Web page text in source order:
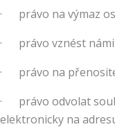
· právo na výmaz
· právo vznést
· právo na
· právo odvolat
elektronicky na